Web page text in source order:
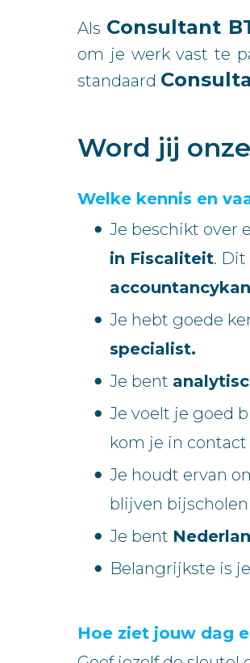
Als Consultant
om je werk vast te
standaard
Word jij
Welke kennis en
Je beschikt over
in Fiscaliteit. Dit
Je hebt goede
specialist.
Je bent
Je voelt je goed
kom je in
Je houdt ervan
blijven
Je bent
Belangrijkste is
Hoe ziet jouw dag